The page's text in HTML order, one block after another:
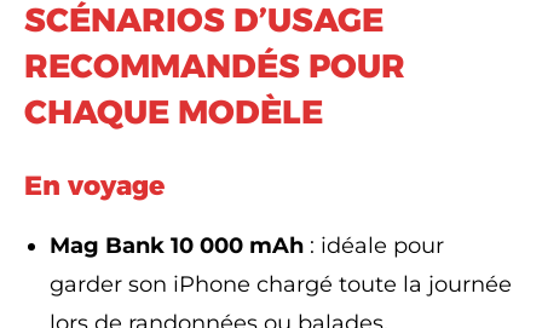
SCÉNARIOS D’USAGE
RECOMMANDÉS POUR
CHAQUE MODÈLE
En voyage
Mag Bank 10 000 mAh : idéale pour
garder son iPhone chargé toute la journée